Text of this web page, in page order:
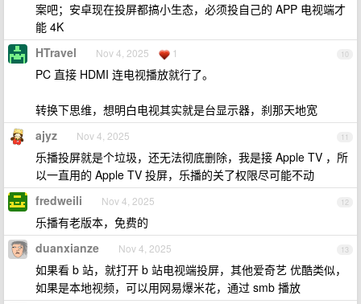
案吧；安卓现在投屏都搞小生态，必须投自己的 APP 电视端才
能 4K
10
HTravel Nov 4, 2025 1
PC 直接 HDMI 连电视播放就行了。
转换下思维，想明白电视其实就是台显示器，刹那天地宽
11
ajyz Nov 4, 2025
乐播投屏就是个垃圾，还无法彻底删除，我是接 Apple TV ，所
以一直用的 Apple TV 投屏，乐播的关了权限尽可能不动
12
fredweili Nov 4, 2025
乐播有老版本，免费的
13
duanxianze Nov 4, 2025
如果看 b 站，就打开 b 站电视端投屏，其他爱奇艺 优酷类似，
如果是本地视频，可以用网易爆米花，通过 smb 播放